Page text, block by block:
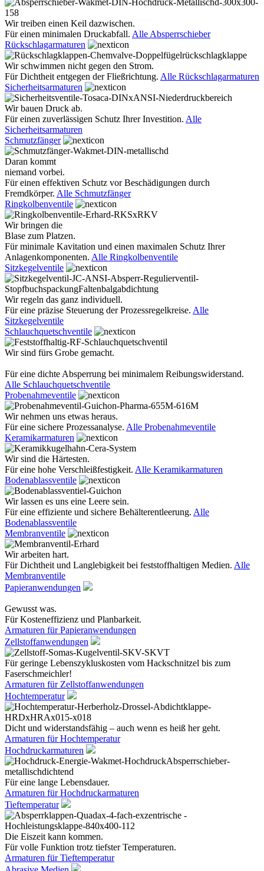
Wir treiben einen Keil dazwischen.
Für einen minimalen Druckabfall. Alle Absperrschieber
Rückschlagarmaturen
Wir schwimmen nicht gegen den Strom.
Für Dichtheit entgegen der Fließrichtung. Alle Rückschlagarmaturen
Sicherheitsarmaturen
Wir bauen Druck ab.
Für einen zuverlässigen Schutz Ihrer Investition. Alle
Sicherheitsarmaturen
Schmutzfänger
Daran kommt
niemand vorbei.
Für einen effektiven Schutz vor Beschädigungen durch
Fremdkörper. Alle Schmutzfänger
Ringkolbenventile
Wir bringen die
Blase zum Platzen.
Für minimale Kavitation und einen maximalen Schutz Ihrer
Anlagenkomponenten. Alle Ringkolbenventile
Sitzkegelventile
Wir regeln das ganz individuell.
Für eine präzise Steuerung der Prozessregelkreise. Alle
Sitzkegelventile
Schlauchquetschventile
Wir sind fürs Grobe gemacht.
Für eine dichte Absperrung bei minimalem Reibungswiderstand.
Alle Schlauchquetschventile
Probenahmeventile
Wir nehmen uns etwas heraus.
Für eine sichere Prozessanalyse. Alle Probenahmeventile
Keramikarmaturen
Wir sind die Härtesten.
Für eine hohe Verschleißfestigkeit. Alle Keramikarmaturen
Bodenablassventile
Wir lassen es uns eine Leere sein.
Für eine effiziente und sichere Behälterentleerung. Alle
Bodenablassventile
Membranventile
Wir arbeiten hart.
Für Dichtheit und Langlebigkeit bei feststoffhaltigen Medien. Alle
Membranventile
Papieranwendungen
Gewusst was.
Für Kosteneffizienz und Planbarkeit.
Armaturen für Papieranwendungen
Zellstoffanwendungen
Für geringe Lebenszykluskosten vom Hackschnitzel bis zum
Faserschmeichler!
Armaturen für Zellstoffanwendungen
Hochtemperatur
Dicht und widerstandsfähig – auch wenn es heiß her geht.
Armaturen für Hochtemperatur
Hochdruckarmaturen
Für eine lange Lebensdauer.
Armaturen für Hochdruckarmaturen
Tieftemperatur
Die Eiszeit kann kommen.
Für volle Funktion trotz tiefster Temperaturen.
Armaturen für Tieftemperatur